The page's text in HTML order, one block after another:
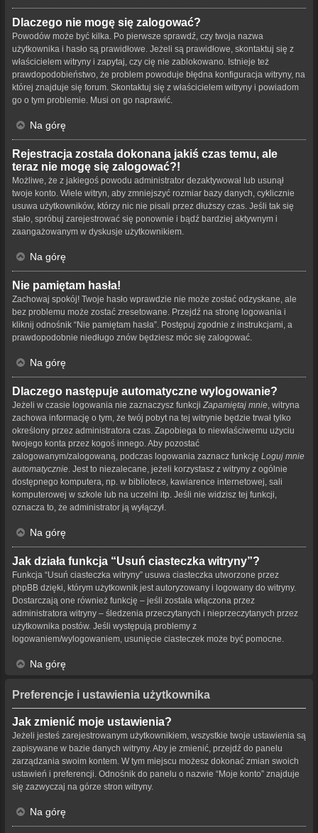
Dlaczego nie mogę się zalogować?
Powodów może być kilka. Po pierwsze sprawdź, czy twoja nazwa
użytkownika i hasło są prawidłowe. Jeżeli są prawidłowe, skontaktuj się z
właścicielem witryny i zapytaj, czy cię nie zablokowano. Istnieje też
prawdopodobieństwo, że problem powoduje błędna konfiguracja witryny, na
której znajduje się forum. Skontaktuj się z właścicielem witryny i powiadom
go o tym problemie. Musi on go naprawić.
Na górę
Rejestracja została dokonana jakiś czas temu, ale
teraz nie mogę się zalogować?!
Możliwe, że z jakiegoś powodu administrator dezaktywował lub usunął
twoje konto. Wiele witryn, aby zmniejszyć rozmiar bazy danych, cyklicznie
usuwa użytkowników, którzy nic nie pisali przez dłuższy czas. Jeśli tak się
stało, spróbuj zarejestrować się ponownie i bądź bardziej aktywnym i
zaangażowanym w dyskusje użytkownikiem.
Na górę
Nie pamiętam hasła!
Zachowaj spokój! Twoje hasło wprawdzie nie może zostać odzyskane, ale
bez problemu może zostać zresetowane. Przejdź na stronę logowania i
kliknij odnośnik “Nie pamiętam hasła”. Postępuj zgodnie z instrukcjami, a
prawdopodobnie niedługo znów będziesz móc się zalogować.
Na górę
Dlaczego następuje automatyczne wylogowanie?
Jeżeli w czasie logowania nie zaznaczysz funkcji Zapamiętaj mnie , witryna
zachowa informację o tym, że twój pobyt na tej witrynie będzie trwał tylko
określony przez administratora czas. Zapobiega to niewłaściwemu użyciu
twojego konta przez kogoś innego. Aby pozostać
zalogowanym/zalogowaną, podczas logowania zaznacz funkcję Loguj mnie
automatycznie . Jest to niezalecane, jeżeli korzystasz z witryny z ogólnie
dostępnego komputera, np. w bibliotece, kawiarence internetowej, sali
komputerowej w szkole lub na uczelni itp. Jeśli nie widzisz tej funkcji,
oznacza to, że administrator ją wyłączył.
Na górę
Jak działa funkcja “Usuń ciasteczka witryny”?
Funkcja “Usuń ciasteczka witryny” usuwa ciasteczka utworzone przez
phpBB dzięki, którym użytkownik jest autoryzowany i logowany do witryny.
Dostarczają one również funkcję – jeśli została włączona przez
administratora witryny – śledzenia przeczytanych i nieprzeczytanych przez
użytkownika postów. Jeśli występują problemy z
logowaniem/wylogowaniem, usunięcie ciasteczek może być pomocne.
Na górę
Preferencje i ustawienia użytkownika
Jak zmienić moje ustawienia?
Jeżeli jesteś zarejestrowanym użytkownikiem, wszystkie twoje ustawienia są
zapisywane w bazie danych witryny. Aby je zmienić, przejdź do panelu
zarządzania swoim kontem. W tym miejscu możesz dokonać zmian swoich
ustawień i preferencji. Odnośnik do panelu o nazwie “Moje konto” znajduje
się zazwyczaj na górze stron witryny.
Na górę